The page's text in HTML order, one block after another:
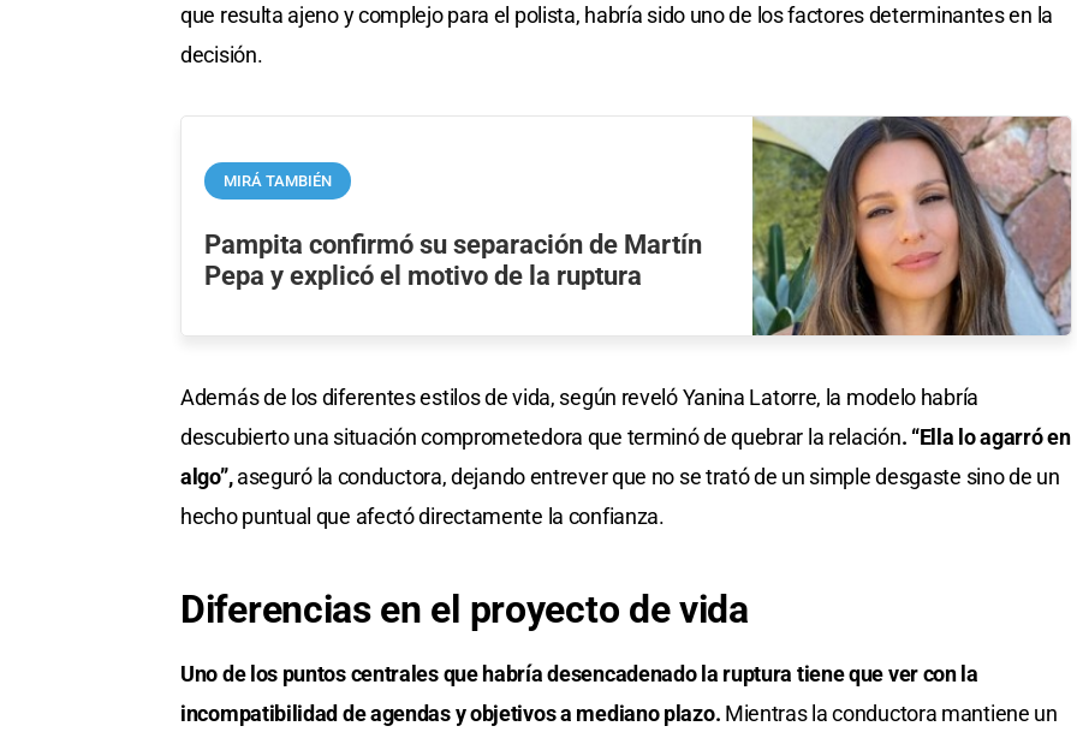
que resulta ajeno y complejo para el polista, habría sido uno de los factores determinantes en la
decisión.
MIRÁ TAMBIÉN
Pampita confirmó su separación de Martín
Pepa y explicó el motivo de la ruptura
Además de los diferentes estilos de vida, según reveló Yanina Latorre, la modelo habría
descubierto una situación comprometedora que terminó de quebrar la relación. “Ella lo agarró en
algo”,aseguró la conductora, dejando entrever que no se trató de un simple desgaste sino de un
hecho puntual que afectó directamente la confianza.
Diferencias en el proyecto de vida
Uno de los puntos centrales que habría desencadenado la ruptura tiene que ver con la
incompatibilidad de agendas y objetivos a mediano plazo. Mientras la conductora mantiene un